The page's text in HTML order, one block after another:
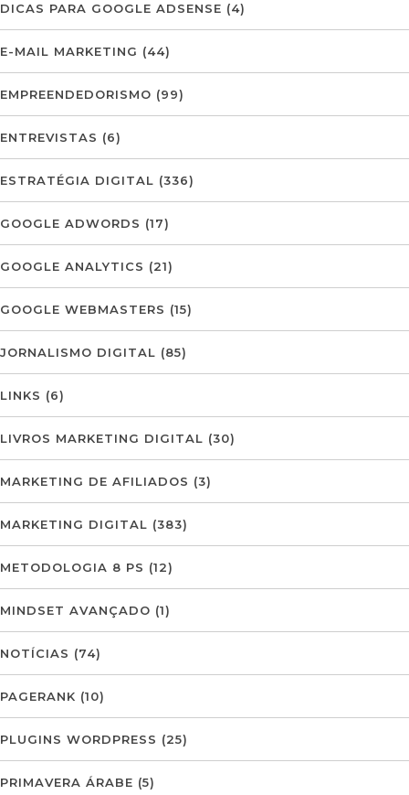
DICAS PARA GOOGLE ADSENSE (4)
E-MAIL MARKETING (44)
EMPREENDEDORISMO (99)
ENTREVISTAS (6)
ESTRATÉGIA DIGITAL (336)
GOOGLE ADWORDS (17)
GOOGLE ANALYTICS (21)
GOOGLE WEBMASTERS (15)
JORNALISMO DIGITAL (85)
LINKS (6)
LIVROS MARKETING DIGITAL (30)
MARKETING DE AFILIADOS (3)
MARKETING DIGITAL (383)
METODOLOGIA 8 PS (12)
MINDSET AVANÇADO (1)
NOTÍCIAS (74)
PAGERANK (10)
PLUGINS WORDPRESS (25)
PRIMAVERA ÁRABE (5)